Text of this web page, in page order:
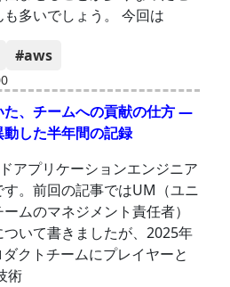
多いでしょう。 今回は
#aws
た、チームへの貢献の仕方 —
した半年間の記録
アプリケーションエンジニア
。前回の記事ではUM（ユニ
ムのマネジメント責任者）
いて書きましたが、2025年
クトチームにプレイヤーと
術